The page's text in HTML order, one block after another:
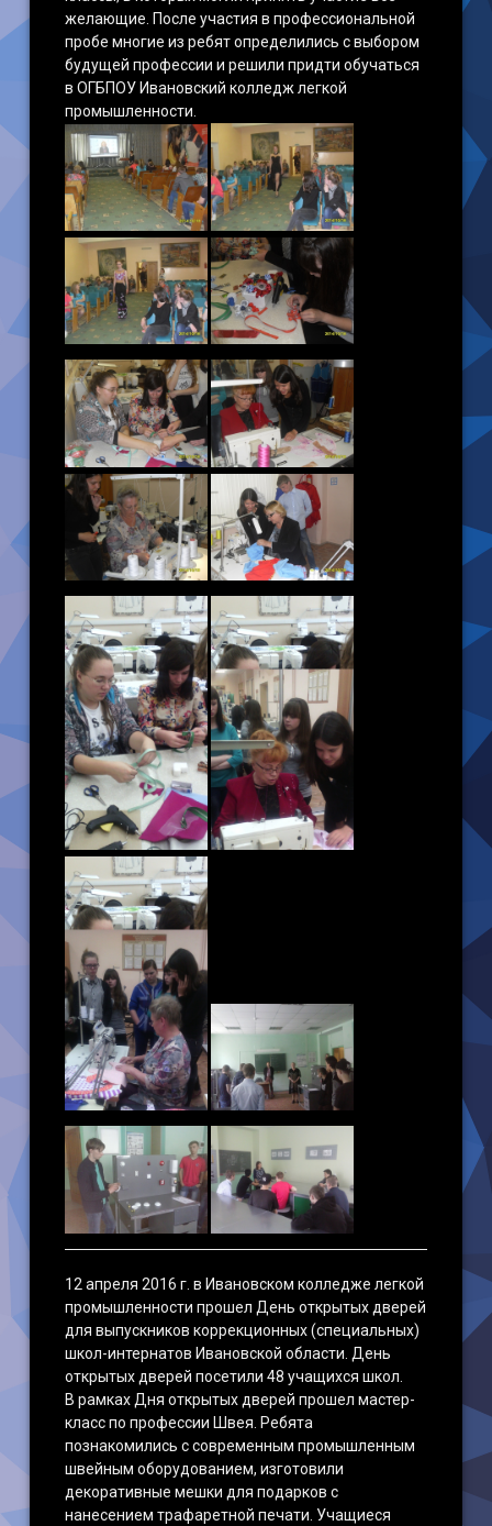
желающие. После участия в профессиональной
пробе многие из ребят определились с выбором
будущей профессии и решили придти обучаться
в ОГБПОУ Ивановский колледж легкой
промышленности.
12 апреля 2016 г. в Ивановском колледже легкой
промышленности прошел День открытых дверей
для выпускников коррекционных (специальных)
школ-интернатов Ивановской области. День
открытых дверей посетили 48 учащихся школ.
В рамках Дня открытых дверей прошел мастер-
класс по профессии Швея. Ребята
познакомились с современным промышленным
швейным оборудованием, изготовили
декоративные мешки для подарков с
нанесением трафаретной печати. Учащиеся